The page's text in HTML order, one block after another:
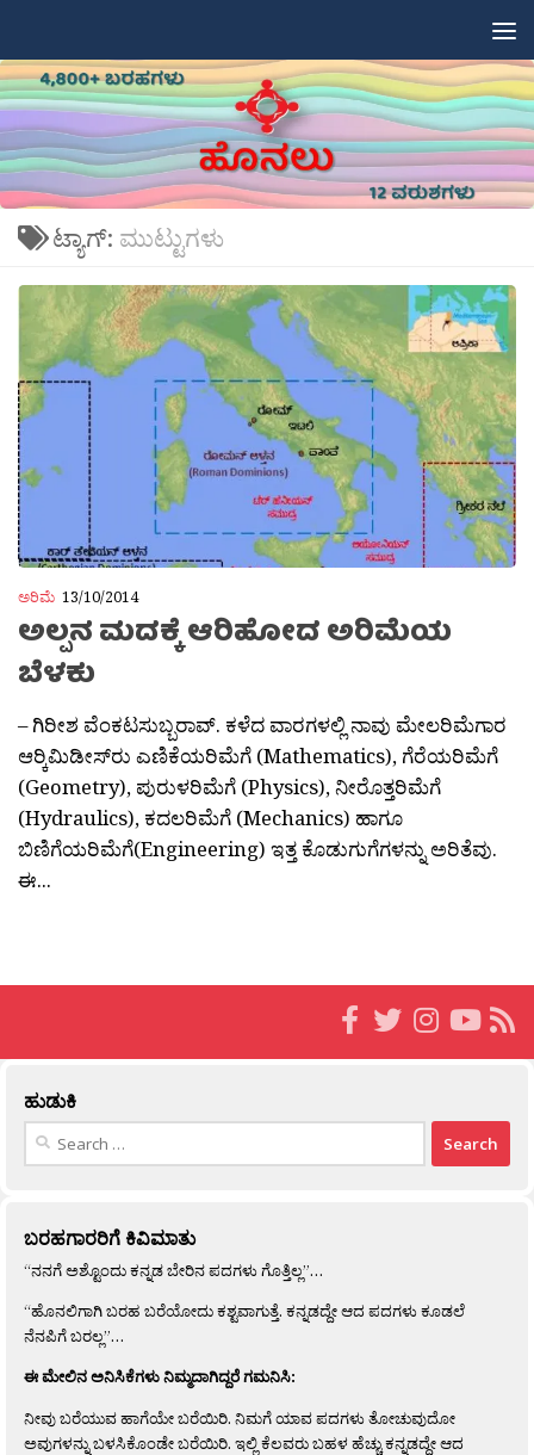
ಟ್ಯಾಗ್: ಮುಟ್ಟುಗಳು
ಅರಿಮೆ 13/10/2014
ಅಲ್ಪನ ಮದಕ್ಕೆ ಆರಿಹೋದ ಅರಿಮೆಯ
ಬೆಳಕು
– ಗಿರೀಶ ವೆಂಕಟಸುಬ್ಬರಾವ್. ಕಳೆದ ವಾರಗಳಲ್ಲಿ ನಾವು ಮೇಲರಿಮೆಗಾರ
ಆರ‍್ಕಿಮಿಡೀಸ್‍ರು ಎಣಿಕೆಯರಿಮೆಗೆ (Mathematics), ಗೆರೆಯರಿಮೆಗೆ
(Geometry), ಪುರುಳರಿಮೆಗೆ (Physics), ನೀರೊತ್ತರಿಮೆಗೆ
(Hydraulics), ಕದಲರಿಮೆಗೆ (Mechanics) ಹಾಗೂ
ಬಿಣಿಗೆಯರಿಮೆಗೆ(Engineering) ಇತ್ತ ಕೊಡುಗುಗೆಗಳನ್ನು ಅರಿತೆವು.
ಈ...
ಹುಡುಕಿ
Search
ಬರಹಗಾರರಿಗೆ ಕಿವಿಮಾತು
“ನನಗೆ ಅಶ್ಟೊಂದು ಕನ್ನಡ ಬೇರಿನ ಪದಗಳು ಗೊತ್ತಿಲ್ಲ”…
“ಹೊನಲಿಗಾಗಿ ಬರಹ ಬರೆಯೋದು ಕಶ್ಟವಾಗುತ್ತೆ. ಕನ್ನಡದ್ದೇ ಆದ ಪದಗಳು ಕೂಡಲೆ
ನೆನಪಿಗೆ ಬರಲ್ಲ”…
ಈ ಮೇಲಿನ ಅನಿಸಿಕೆಗಳು ನಿಮ್ಮದಾಗಿದ್ದರೆ ಗಮನಿಸಿ:
ನೀವು ಬರೆಯುವ ಹಾಗೆಯೇ ಬರೆಯಿರಿ. ನಿಮಗೆ ಯಾವ ಪದಗಳು ತೋಚುವುದೋ
ಅವುಗಳನ್ನು ಬಳಸಿಕೊಂಡೇ ಬರೆಯಿರಿ. ಇಲ್ಲಿ ಕೆಲವರು ಬಹಳ ಹೆಚ್ಚು ಕನ್ನಡದ್ದೇ ಆದ